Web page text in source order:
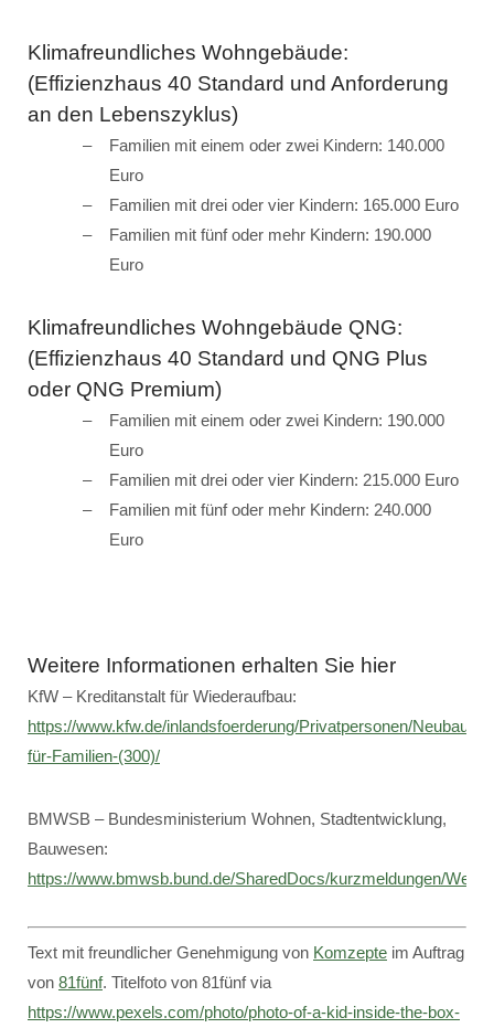
Klimafreundliches Wohngebäude:
(Effizienzhaus 40 Standard und Anforderung
an den Lebenszyklus)
Familien mit einem oder zwei Kindern: 140.000
Euro
Familien mit drei oder vier Kindern: 165.000 Euro
Familien mit fünf oder mehr Kindern: 190.000
Euro
Klimafreundliches Wohngebäude QNG:
(Effizienzhaus 40 Standard und QNG Plus
oder QNG Premium)
Familien mit einem oder zwei Kindern: 190.000
Euro
Familien mit drei oder vier Kindern: 215.000 Euro
Familien mit fünf oder mehr Kindern: 240.000
Euro
Weitere Informationen erhalten Sie hier
KfW – Kreditanstalt für Wiederaufbau:
https://www.kfw.de/inlandsfoerderung/Privatpersonen/Neubau/
für-Familien-(300)/
BMWSB – Bundesministerium Wohnen, Stadtentwicklung,
Bauwesen:
https://www.bmwsb.bund.de/SharedDocs/kurzmeldungen/
Text mit freundlicher Genehmigung von Komzepte im Auftrag
von 81fünf. Titelfoto von 81fünf via
https://www.pexels.com/photo/photo-of-a-kid-inside-the-box-